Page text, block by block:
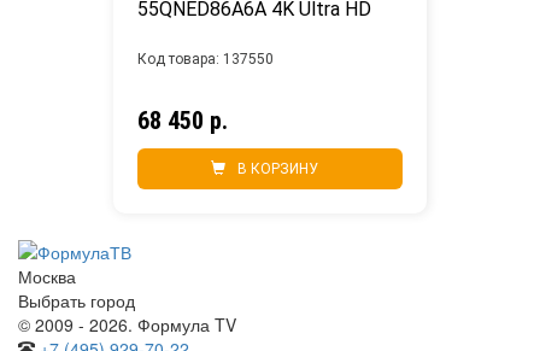
55QNED86A6A 4K Ultra HD
68 450 р.
В КОРЗИНУ
Код товара: 137550
Москва
Выбрать город
© 2009 - 2026. Формула TV